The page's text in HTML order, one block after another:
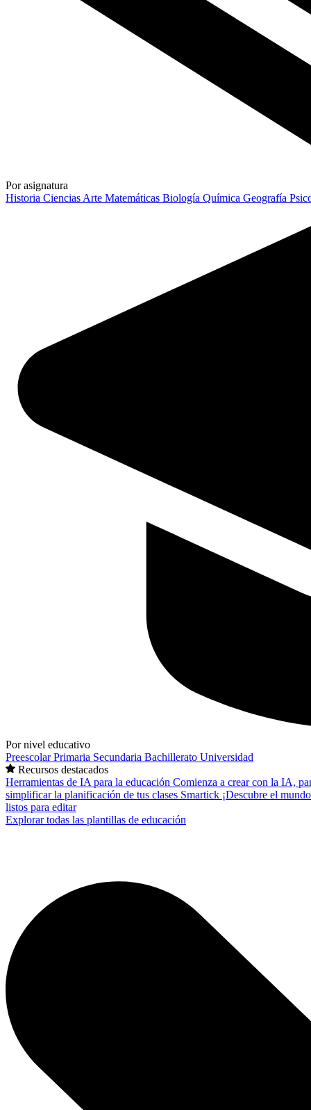
Por asignatura
Historia Ciencias Arte Matemáticas Biología Química Geografía
Por nivel educativo
PreescolarPrimaria Secundaria Bachillerato Universidad
Recursos destacados
Herramientas de IA para la educación Comienza a crear con la IA,
simplificar la planificación de tus clases Smartick ¡Descubre el
listos para editar
Explorar todas las plantillas de educación